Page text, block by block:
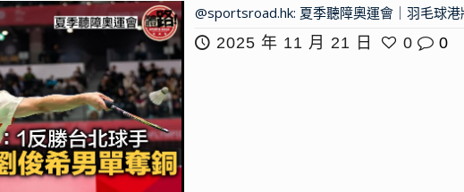
@sportsroad.hk: 夏季聽障奧運會｜羽毛球
2025 年 11 月 21 日
0
0